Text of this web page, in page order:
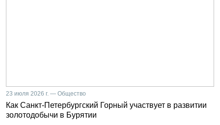
23 июля 2026 г. — Общество
Как Санкт-Петербургский Горный участвует в развитии
золотодобычи в Бурятии